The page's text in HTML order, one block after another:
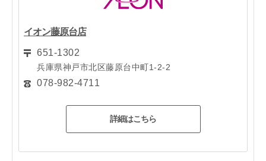
イオン藤原台店
651-1302
兵庫県神戸市北区藤原台中町1-2-2
078-982-4711
詳細はこちら